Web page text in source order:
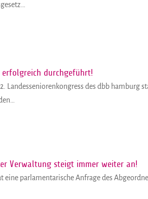
erfolgreich durchgeführt!
Landesseniorenkongress des dbb hamburg
Verwaltung steigt immer weiter an!
eine parlamentarische Anfrage des